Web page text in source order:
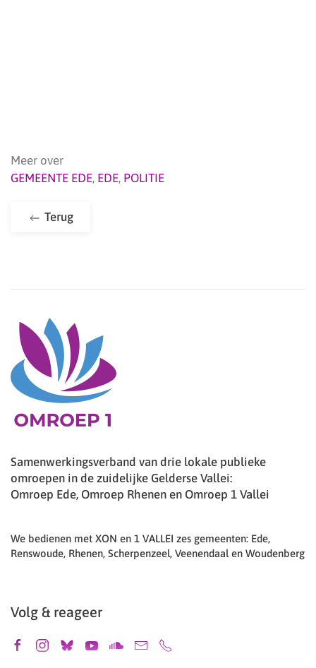
Meer over
GEMEENTE EDE, EDE, POLITIE
Terug
Samenwerkingsverband van drie lokale publieke
omroepen in de zuidelijke Gelderse Vallei:
Omroep Ede, Omroep Rhenen en Omroep 1 Vallei
We bedienen met XON en 1 VALLEI zes gemeenten: Ede,
Renswoude, Rhenen, Scherpenzeel, Veenendaal en Woudenberg
Volg & reageer